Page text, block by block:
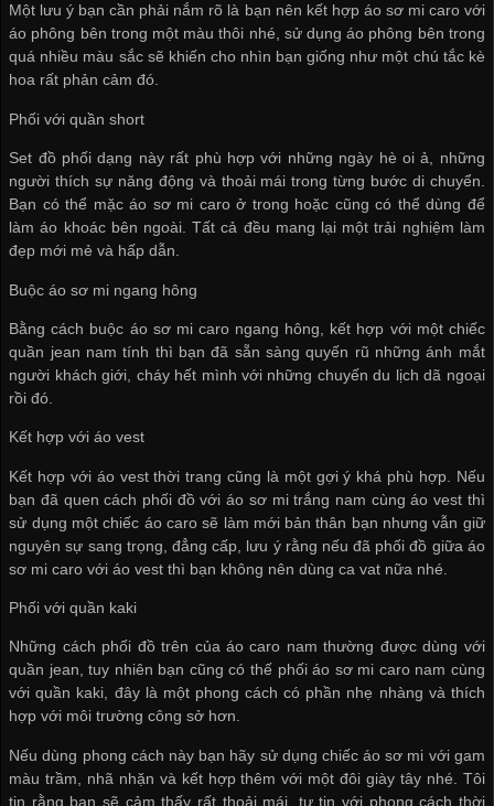
Một lưu ý bạn cần phải nắm rõ là bạn nên kết hợp áo sơ mi caro với
áo phông bên trong một màu thôi nhé, sử dụng áo phông bên trong
quá nhiều màu sắc sẽ khiến cho nhìn bạn giống như một chú tắc kè
hoa rất phản cảm đó.
Phối với quần short
Set đồ phối dạng này rất phù hợp với những ngày hè oi ả, những
người thích sự năng động và thoải mái trong từng bước di chuyển.
Bạn có thể mặc áo sơ mi caro ở trong hoặc cũng có thể dùng để
làm áo khoác bên ngoài. Tất cả đều mang lại một trải nghiệm làm
đẹp mới mẻ và hấp dẫn.
Buộc áo sơ mi ngang hông
Bằng cách buộc áo sơ mi caro ngang hông, kết hợp với một chiếc
quần jean nam tính thì bạn đã sẵn sàng quyến rũ những ánh mắt
người khách giới, cháy hết mình với những chuyến du lịch dã ngoại
rồi đó.
Kết hợp với áo vest
Kết hợp với áo vest thời trang cũng là một gợi ý khá phù hợp. Nếu
bạn đã quen cách phối đồ với áo sơ mi trắng nam cùng áo vest thì
sử dụng một chiếc áo caro sẽ làm mới bản thân bạn nhưng vẫn giữ
nguyên sự sang trọng, đẳng cấp, lưu ý rằng nếu đã phối đồ giữa áo
sơ mi caro với áo vest thì bạn không nên dùng ca vat nữa nhé.
Phối với quần kaki
Những cách phối đồ trên của áo caro nam thường được dùng với
quần jean, tuy nhiên bạn cũng có thế phối áo sơ mi caro nam cùng
với quần kaki, đây là một phong cách có phần nhẹ nhàng và thích
hợp với môi trường công sở hơn.
Nếu dùng phong cách này bạn hãy sử dụng chiếc áo sơ mi với gam
màu trầm, nhã nhặn và kết hợp thêm với một đôi giày tây nhé. Tôi
tin rằng bạn sẽ cảm thấy rất thoải mái, tự tin với phong cách thời